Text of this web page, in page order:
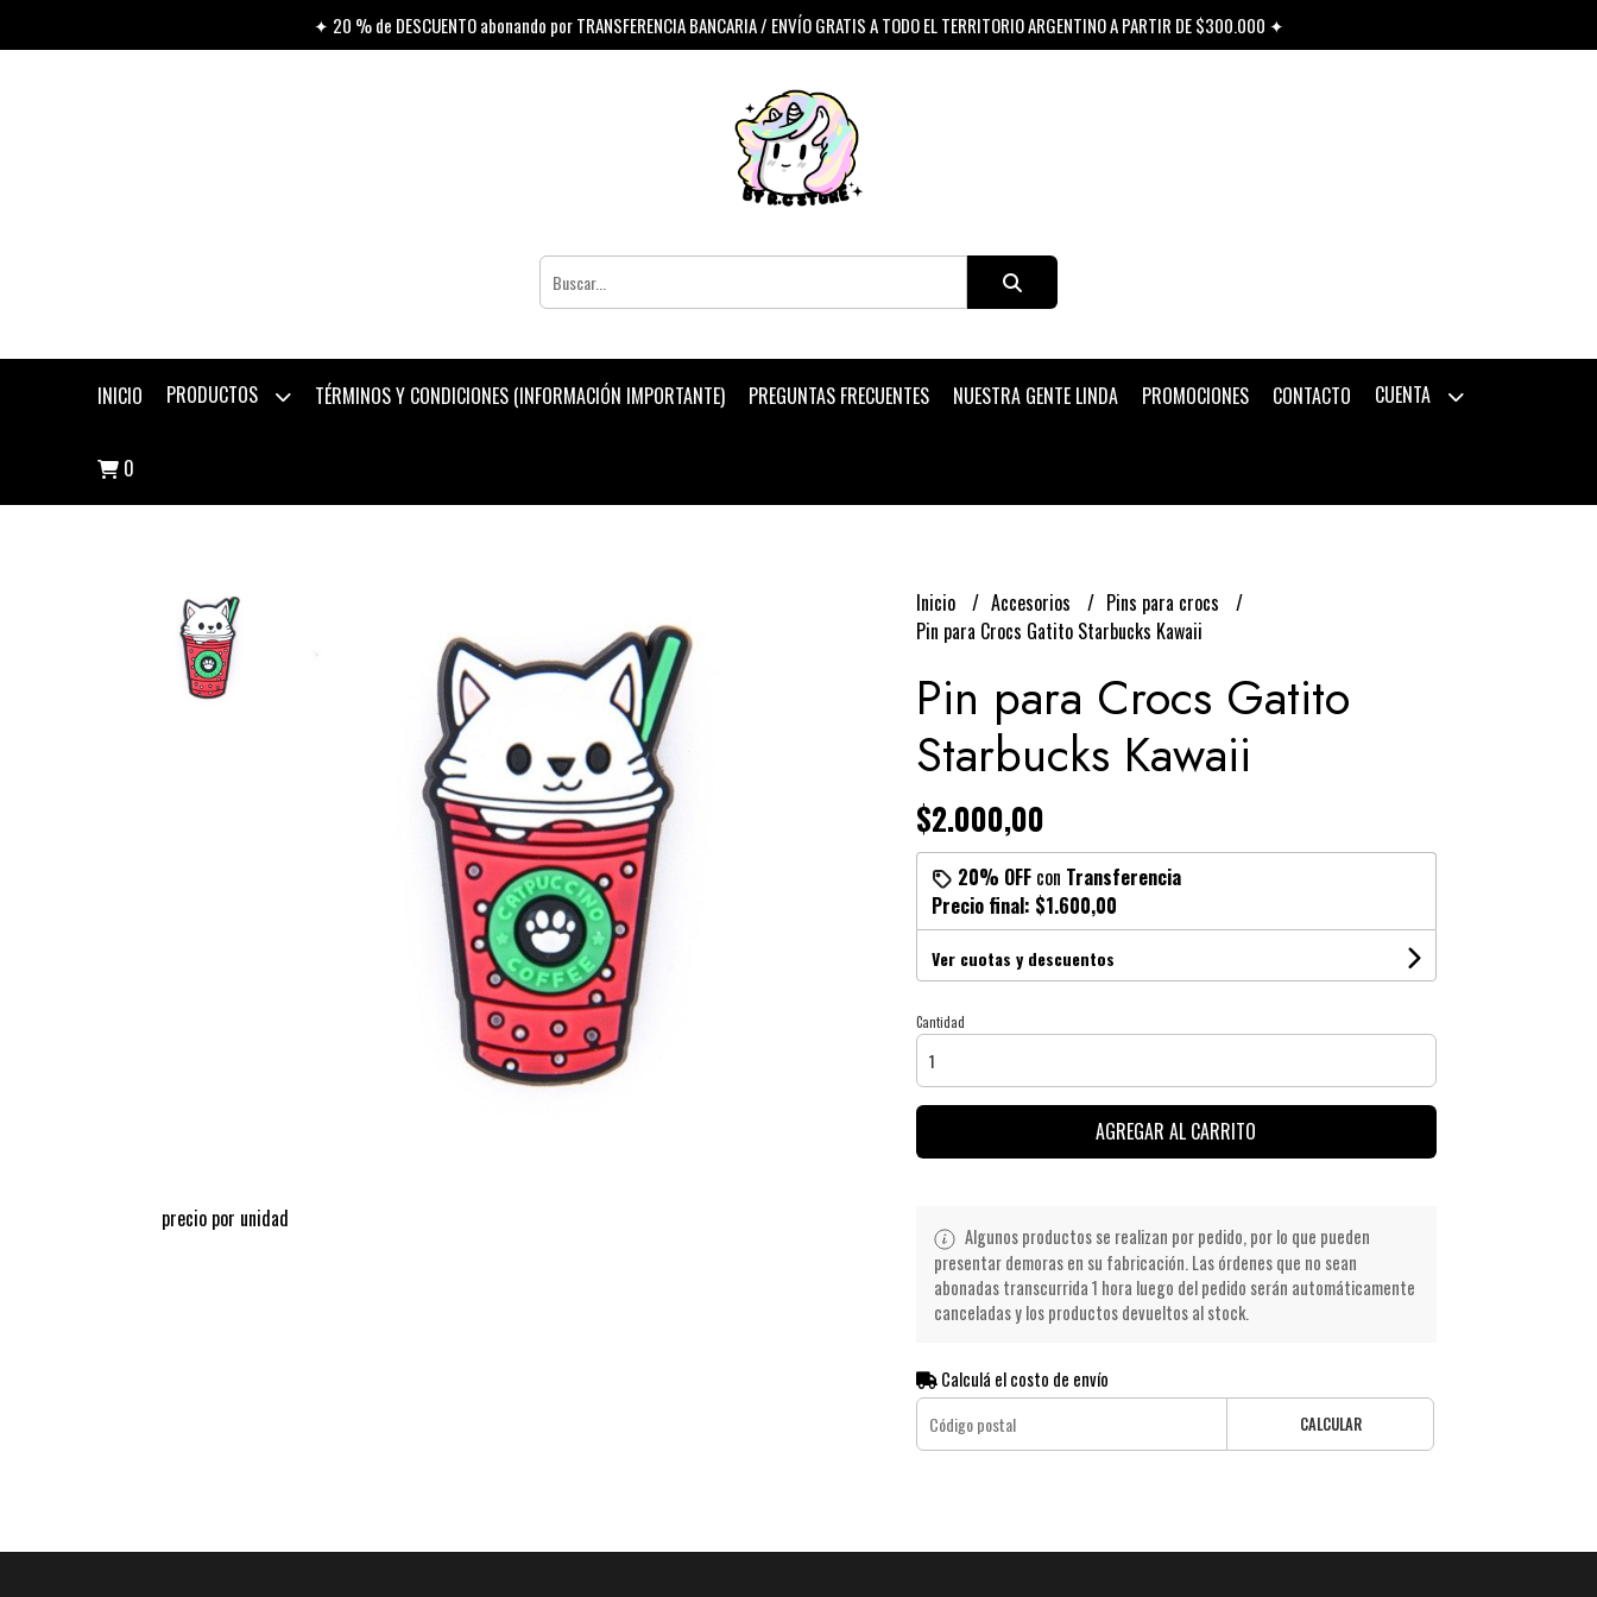
✦ 20 % de DESCUENTO abonando por TRANSFERENCIA BANCARIA / ENVÍO GRATIS A TODO EL TERRITORIO ARGENTINO A PARTIR DE $300.000 ✦
INICIO PRODUCTOS TÉRMINOS Y CONDICIONES (INFORMACIÓN IMPORTANTE) PREGUNTAS FRECUENTES NUESTRA GENTE LINDA PROMOCIONES CONTACTO CUENTA
0
precio por unidad
Inicio Accesorios
Pins para crocs
Pin para Crocs Gatito Starbucks Kawaii
Pin para Crocs Gatito
Starbucks Kawaii
$2.000,00
20% OFFcon Transferencia
Precio final: $1.600,00
Ver cuotas y descuentos
Cantidad
AGREGAR AL CARRITO
Algunos productos se realizan por pedido, por lo que pueden
presentar demoras en su fabricación. Las órdenes que no sean
abonadas transcurrida 1 hora luego del pedido serán automáticamente
canceladas y los productos devueltos al stock.
Calculá el costo de envío
CALCULAR